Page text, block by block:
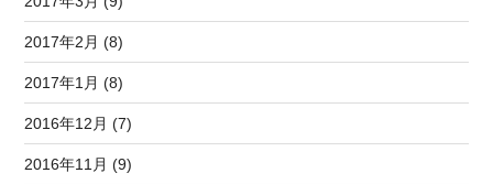
2017年2月 (8)
2017年1月 (8)
2016年12月 (7)
2016年11月 (9)